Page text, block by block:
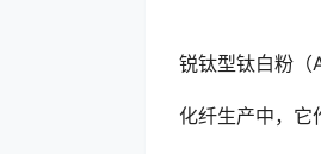
锐钛型钛白粉（
化纤生产中，它